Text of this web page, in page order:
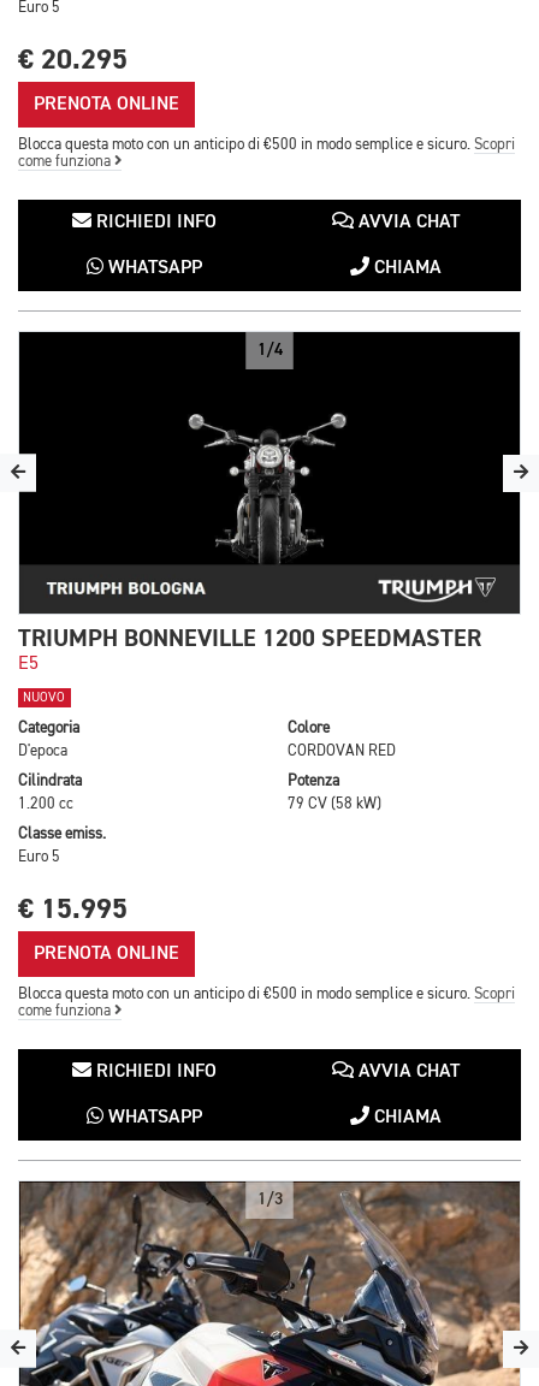
Euro 5
€ 20.295
PRENOTA ONLINE
Blocca questa moto con un anticipo di €500 in modo semplice e sicuro. Scopri
come funziona
RICHIEDI INFO AVVIA CHAT
WHATSAPP CHIAMA
1/4
TRIUMPH BONNEVILLE 1200 SPEEDMASTER
E5
NUOVO
Categoria
D'epoca
Colore
CORDOVAN RED
Cilindrata
1.200 cc
Potenza
79 CV (58 kW)
Classe emiss.
Euro 5
€ 15.995
PRENOTA ONLINE
Blocca questa moto con un anticipo di €500 in modo semplice e sicuro. Scopri
come funziona
RICHIEDI INFO AVVIA CHAT
WHATSAPP CHIAMA
1/3